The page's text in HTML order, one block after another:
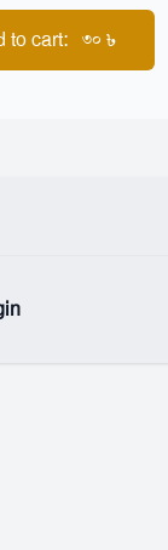
to cart: 30 ৳